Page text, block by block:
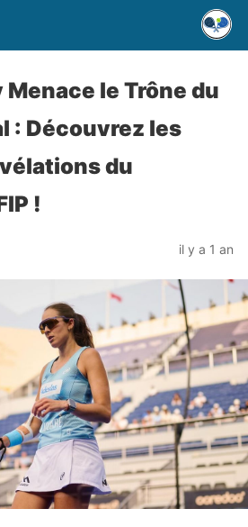
Menace le Trône du
: Découvrez les
du
!
il y a 1 an